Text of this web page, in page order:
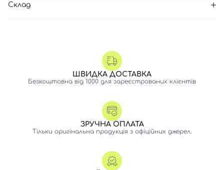
Склад
ШВИДКА ДОСТАВКА
Безкоштовна від 1000 для зареєстрованих клієнтів
ЗРУЧНА ОПЛАТА
Тільки оригінальна продукція з офіційних джерел.